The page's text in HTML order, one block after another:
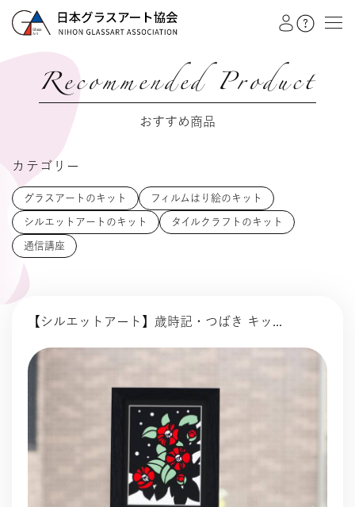
教室を探す
イベント
作品展
会員注文フォーム
カテゴリー
日本グラスアート協会
グラスアート
タイルクラフト
Recommended Product
おすすめ商品
カテゴリー
グラスアートのキット フィルムはり絵のキット
シルエットアートのキット タイルクラフトのキット
通信講座
【シルエットアート】歳時記・つばき キッ...